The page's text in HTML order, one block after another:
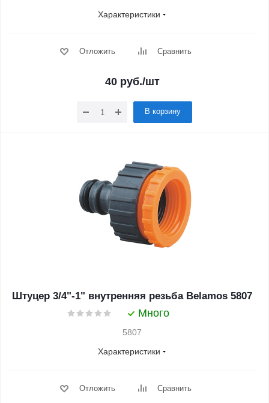
Характеристики
Отложить Сравнить
40 руб./шт
В корзину
Штуцер 3/4"-1" внутренняя резьба Belamos 5807
Много
5807
Характеристики
Отложить Сравнить